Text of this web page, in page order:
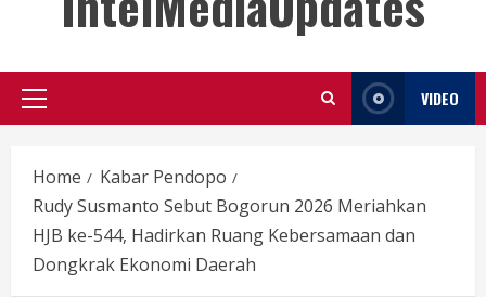
Primary
VIDEO
Home
Kabar Pendopo
Rudy Susmanto Sebut Bogorun 2026 Meriahkan
HJB ke-544, Hadirkan Ruang Kebersamaan dan
Dongkrak Ekonomi Daerah